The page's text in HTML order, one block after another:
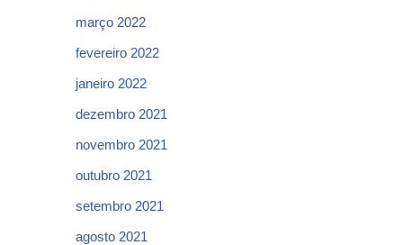
março 2022
fevereiro 2022
janeiro 2022
dezembro 2021
novembro 2021
outubro 2021
setembro 2021
agosto 2021